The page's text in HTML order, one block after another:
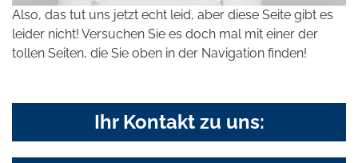
Also, das tut uns jetzt echt leid, aber diese Seite gibt es
leider nicht! Versuchen Sie es doch mal mit einer der
tollen Seiten, die Sie oben in der Navigation finden!
Ihr Kontakt zu uns: